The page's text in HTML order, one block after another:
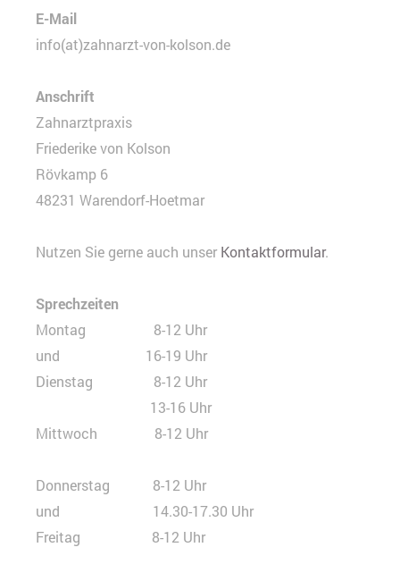
E-Mail
info(at)zahnarzt-von-kolson.de
Anschrift
Zahnarztpraxis
Friederike von Kolson
Rövkamp 6
48231 Warendorf-Hoetmar
Nutzen Sie gerne auch unser Kontaktformular.
Sprechzeiten
Montag 8-12 Uhr
und 16-19 Uhr
Dienstag 8-12 Uhr
13-16 Uhr
Mittwoch 8-12 Uhr
Donnerstag 8-12 Uhr
und 14.30-17.30 Uhr
Freitag 8-12 Uhr